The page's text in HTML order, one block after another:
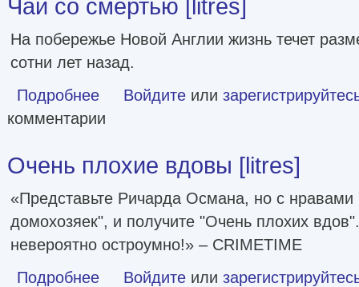
Чай со смертью [litres]
На побережье Новой Англии жизнь течет
сотни лет назад.
Подробнее о Чай со смертью [litres]
Войдите или
комментарии
Очень плохие вдовы [litres]
«Представьте Ричарда Османа, но с
домохозяек", и получите "Очень плохих
невероятно остроумно!» – CRIMETIME
Подробнее о Очень плохие вдовы [litres]
Войдите или